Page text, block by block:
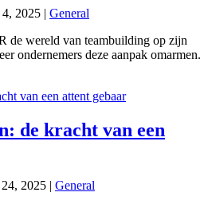
2025 | General
de wereld van teambuilding op zijn
ondernemers deze aanpak omarmen.
de kracht van een
2025 | General